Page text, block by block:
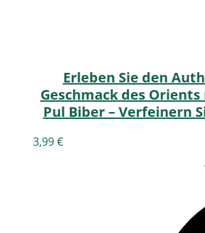
Erleben Sie den
Geschmack des
Pul Biber – Verfeinern
3,99€